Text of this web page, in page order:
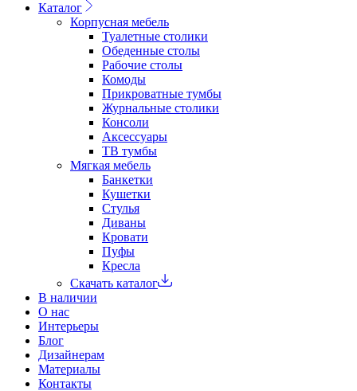
Каталог
Корпусная мебель
Туалетные столики
Обеденные cтолы
Рабочие столы
Комоды
Прикроватные тумбы
Журнальные столики
Консоли
Аксессуары
ТВ тумбы
Мягкая мебель
Банкетки
Кушетки
Стулья
Диваны
Кровати
Пуфы
Кресла
Скачать каталог
В наличии
О нас
Интерьеры
Блог
Дизайнерам
Материалы
Контакты